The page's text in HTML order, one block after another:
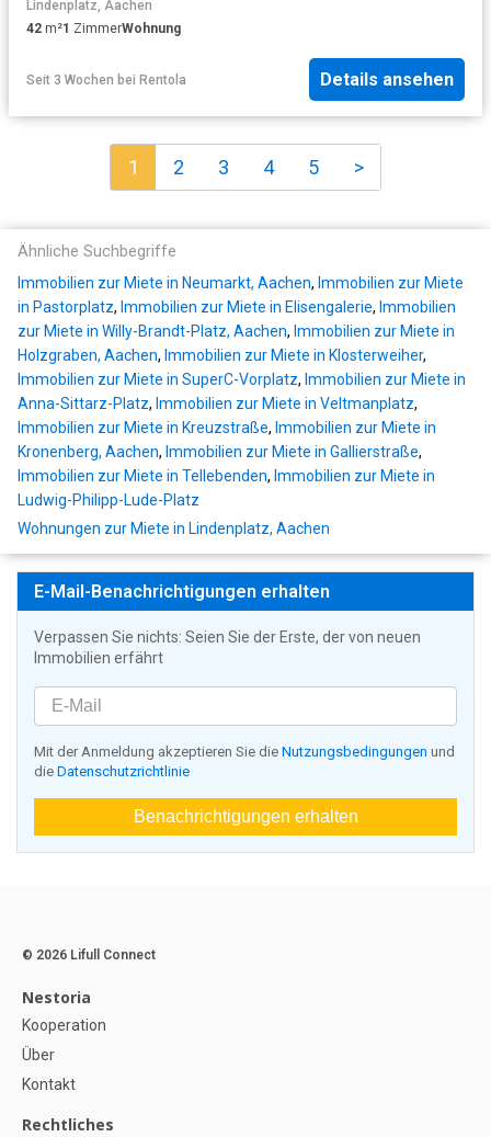
Lindenplatz, Aachen
42 m²1 ZimmerWohnung
Seit 3 Wochen bei Rentola Details ansehen
1 2 3 4 5 >
Ähnliche Suchbegriffe
Immobilien zur Miete in Neumarkt, Aachen, Immobilien zur Miete
in Pastorplatz, Immobilien zur Miete in Elisengalerie, Immobilien
zur Miete in Willy-Brandt-Platz, Aachen, Immobilien zur Miete in
Holzgraben, Aachen, Immobilien zur Miete in Klosterweiher,
Immobilien zur Miete in SuperC-Vorplatz, Immobilien zur Miete in
Anna-Sittarz-Platz, Immobilien zur Miete in Veltmanplatz,
Immobilien zur Miete in Kreuzstraße, Immobilien zur Miete in
Kronenberg, Aachen, Immobilien zur Miete in Gallierstraße,
Immobilien zur Miete in Tellebenden, Immobilien zur Miete in
Ludwig-Philipp-Lude-Platz
Wohnungen zur Miete in Lindenplatz, Aachen
E-Mail-Benachrichtigungen erhalten
Verpassen Sie nichts: Seien Sie der Erste, der von neuen
Immobilien erfährt
Mit der Anmeldung akzeptieren Sie die Nutzungsbedingungen und
die Datenschutzrichtlinie
Benachrichtigungen erhalten
© 2026 Lifull Connect
Nestoria
Kooperation
Über
Kontakt
Rechtliches